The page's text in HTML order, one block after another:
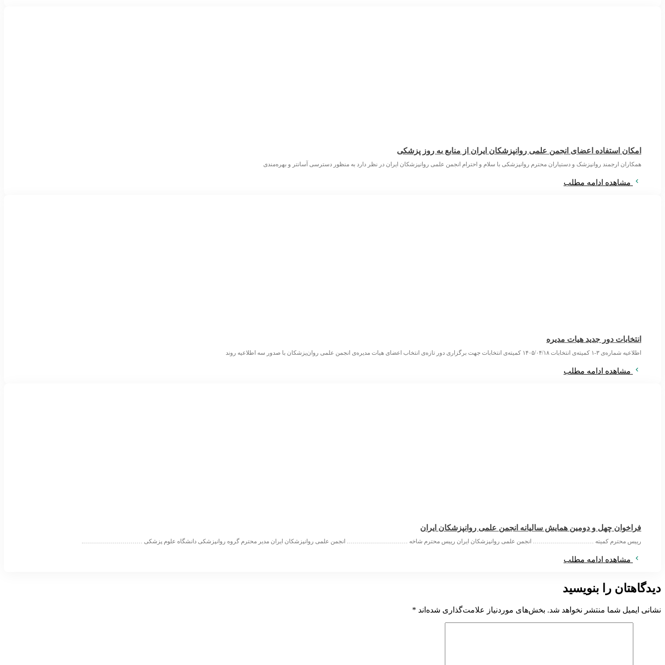
امکان استفاده اعضای انجمن علمی روانپزشکان ایران از منابع به روز پزشکی
همکاران ارجمند روانپزشک و دستیاران محترم روانپزشکی با سلام و احترام انجمن علمی روانپزشکان ایران در نظر دارد به منظور دسترسی آسانتر و بهره‌مندی
مشاهده ادامه مطلب
انتخابات دور جدید هیات مدیره
اطلاعیه شماره‌ی ۳-۱ کمیته‌ی انتخابات ۱۴۰۵/۰۴/۱۸ کمیته‌ی انتخابات جهت برگزاری دور تازه‌ی انتخاب اعضای هیات مدیره‌ی انجمن علمی روان‌پزشکان با صدور سه اطلاعیه روند
مشاهده ادامه مطلب
فراخوان چهل و دومین همایش سالیانه انجمن علمی روانپزشکان ایران
رییس محترم کمیته …………………………. انجمن علمی روانپزشکان ایران رییس محترم شاخه …………………………. انجمن علمی روانپزشکان ایران مدیر محترم گروه روانپزشکی دانشگاه علوم پزشکی ………………………….
مشاهده ادامه مطلب
دیدگاهتان را بنویسید
نشانی ایمیل شما منتشر نخواهد شد. بخش‌های موردنیاز علامت‌گذاری شده‌اند *